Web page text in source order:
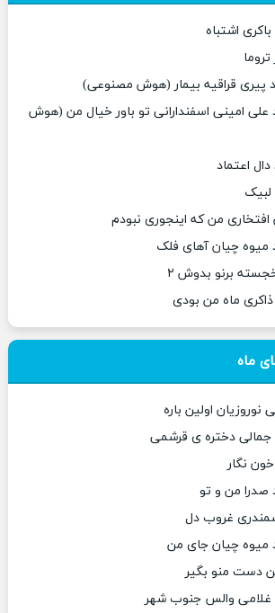
اشتباه
پیری قراقیه بیمار (هوش مصنوعی)
علی امینی اسفندارانی تو باور خیال من (هوش
اعتماد
لبیک
افتخاری من که اینجوری نبودم
میوه چیان آهای فلک
برنو بدوش ۲
ماه من بودی
ماه
اولین باره
دختره ی قرشمی
نگار
صدرا من و تو
غروب دل
میوه چیان جای من
دست منو بگیر
غلامی والس جنوب شهر